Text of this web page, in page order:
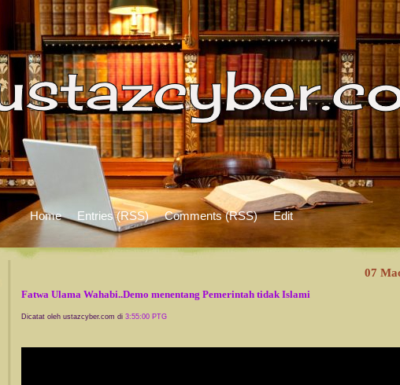
Home Entries (RSS) Comments (RSS) Edit
07
Fatwa Ulama Wahabi..Demo menentang Pemerintah tidak Islami
Dicatat oleh ustazcyber.com di 3:55:00 PTG